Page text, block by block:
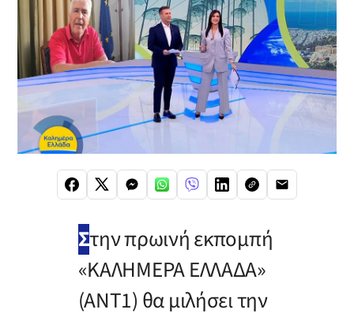
Στην πρωινή εκπομπή
«ΚΑΛΗΜΕΡΑ ΕΛΛΑΔΑ»
(ΑΝΤ1) θα μιλήσει την